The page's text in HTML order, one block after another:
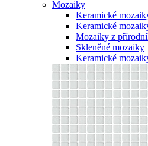
Mozaiky
Keramické
Keramické
Mozaiky z
Skleněné mozaiky
Keramické